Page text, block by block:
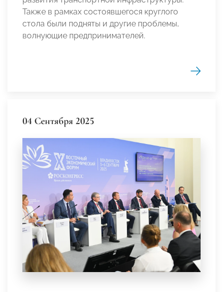
Также в рамках состоявшегося круглого
стола были подняты и другие проблемы,
волнующие предпринимателей.
04 Сентября 2025